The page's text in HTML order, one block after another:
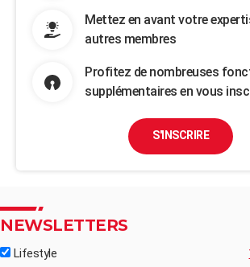
Mettez en avant votre
autres membres
Profitez de nombreuses
supplémentaires en vous
S'INSCRIRE
NEWSLETTERS
Lifestyle